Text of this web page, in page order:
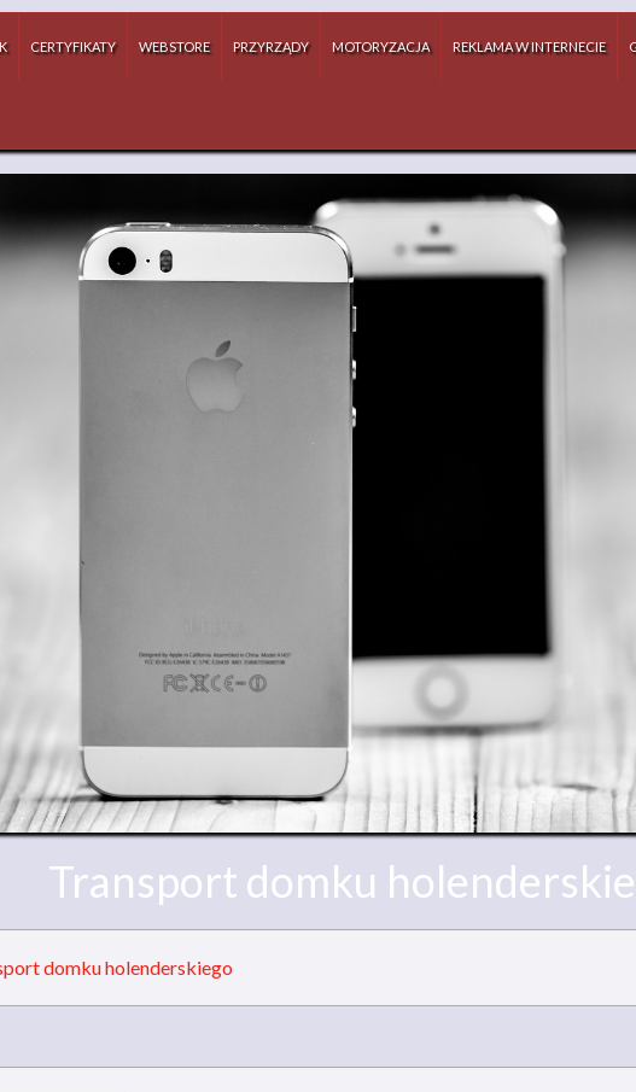
CERTYFIKATY WEBSTORE PRZYRZĄDY MOTORYZACJA REKLAMA W INTERNECIE
Transport domku
domku holenderskiego